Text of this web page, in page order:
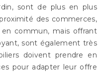
sont de plus en plus
des commerces,
commun, mais offrant
sont également très
doivent prendre en
pour adapter leur offre